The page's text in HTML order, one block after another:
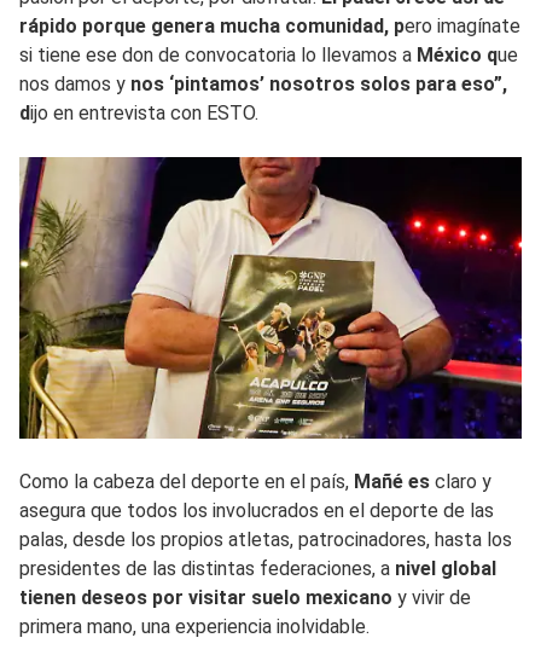
rápido porque genera mucha comunidad, pero imagínate
si tiene ese don de convocatoria lo llevamos a México que
nos damos y nos ‘pintamos’ nosotros solos para eso”,
dijo en entrevista con ESTO.
Como la cabeza del deporte en el país, Mañé es claro y
asegura que todos los involucrados en el deporte de las
palas, desde los propios atletas, patrocinadores, hasta los
presidentes de las distintas federaciones, a nivel global
tienen deseos por visitar suelo mexicano y vivir de
primera mano, una experiencia inolvidable.